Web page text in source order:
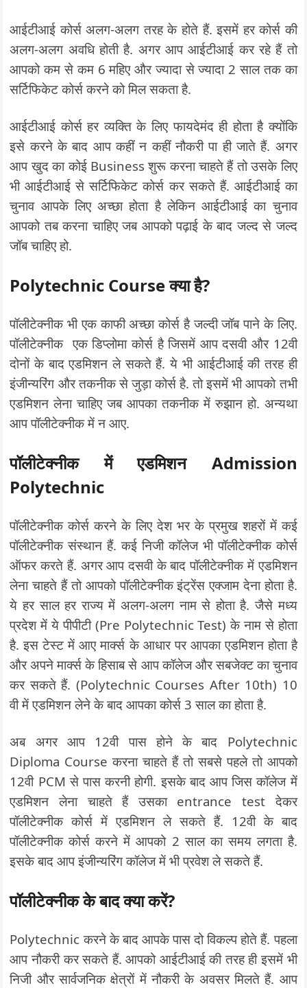
आईटीआई कोर्स अलग-अलग तरह के होते हैं. इसमें हर कोर्स की
अलग-अलग अवधि होती है. अगर आप आईटीआई कर रहे हैं तो
आपको कम से कम 6 महिए और ज्यादा से ज्यादा 2 साल तक का
सर्टिफिकेट कोर्स करने को मिल सकता है.
आईटीआई कोर्स हर व्यक्ति के लिए फायदेमंद ही होता है क्योंकि
इसे करने के बाद आप कहीं न कहीं नौकरी पा ही जाते हैं. अगर
आप खुद का कोई Business शुरू करना चाहते हैं तो उसके लिए
भी आईटीआई से सर्टिफिकेट कोर्स कर सकते हैं. आईटीआई का
चुनाव आपके लिए अच्छा होता है लेकिन आईटीआई का चुनाव
आपको तब करना चाहिए जब आपको पढ़ाई के बाद जल्द से जल्द
जॉब चाहिए हो.
Polytechnic Course क्या है?
पॉलीटेक्नीक भी एक काफी अच्छा कोर्स है जल्दी जॉब पाने के लिए.
पॉलीटेक्नीक एक डिप्लोमा कोर्स है जिसमें आप दसवी और 12वी
दोनों के बाद एडमिशन ले सकते हैं. ये भी आईटीआई की तरह ही
इंजीन्यरिंग और तकनीक से जुड़ा कोर्स है. तो इसमें भी आपको तभी
एडमिशन लेना चाहिए जब आपका तकनीक में रुझान हो. अन्यथा
आप पॉलीटेक्नीक में न आए.
पॉलीटेक्नीक में एडमिशन Admission
Polytechnic
पॉलीटेक्नीक कोर्स करने के लिए देश भर के प्रमुख शहरों में कई
पॉलीटेक्नीक संस्थान हैं. कई निजी कॉलेज भी पॉलीटेक्नीक कोर्स
ऑफर करते हैं. अगर आप दसवी के बाद पॉलीटेक्नीक में एडमिशन
लेना चाहते हैं तो आपको पॉलीटेक्नीक इंट्रेंस एक्जाम देना होता है.
ये हर साल हर राज्य में अलग-अलग नाम से होता है. जैसे मध्य
प्रदेश में ये पीपीटी (Pre Polytechnic Test) के नाम से होता
है. इस टेस्ट में आए मार्क्स के आधार पर आपका एडमिशन होता है
और अपने मार्क्स के हिसाब से आप कॉलेज और सबजेक्ट का चुनाव
कर सकते हैं. (Polytechnic Courses After 10th) 10
वी में एडमिशन लेने के बाद आपका कोर्स 3 साल का होता है.
अब अगर आप 12वी पास होने के बाद Polytechnic
Diploma Course करना चाहते हैं तो सबसे पहले तो आपको
12वी PCM से पास करनी होगी. इसके बाद आप जिस कॉलेज में
एडमिशन लेना चाहते हैं उसका entrance test देकर
पॉलीटेक्नीक कोर्स में एडमिशन ले सकते हैं. 12वी के बाद
पॉलीटेक्नीक कोर्स करने में आपको 2 साल का समय लगता है.
इसके बाद आप इंजीन्यरिंग कॉलेज में भी प्रवेश ले सकते हैं.
पॉलीटेक्नीक के बाद क्या करें?
Polytechnic करने के बाद आपके पास दो विकल्प होते हैं. पहला
आप नौकरी कर सकते हैं. आपको आईटीआई की तरह ही इसमें भी
निजी और सार्वजनिक क्षेत्रों में नौकरी के अवसर मिलते हैं. आप